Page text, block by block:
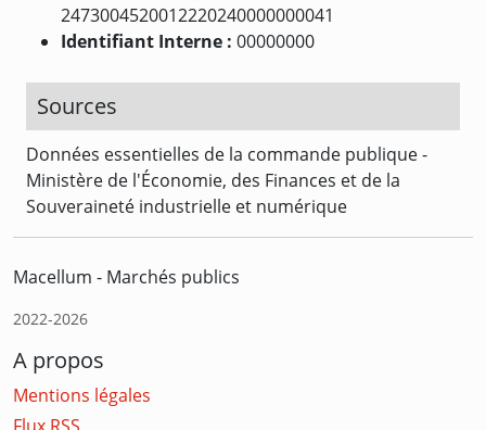
2473004520012220240000000041
Identifiant Interne : 00000000
Sources
Données essentielles de la commande publique -
Ministère de l'Économie, des Finances et de la
Souveraineté industrielle et numérique
Macellum - Marchés publics
2022-2026
A propos
Mentions légales